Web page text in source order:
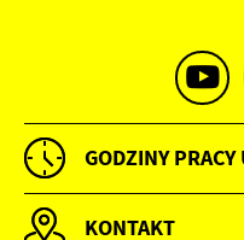
GODZINY PRACY
KONTAKT